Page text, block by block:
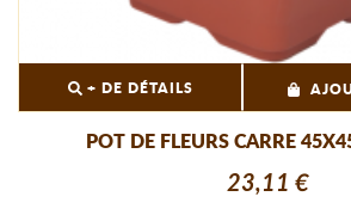
+ DE DÉTAILS
POT DE FLEURS CARRE
23,11 €